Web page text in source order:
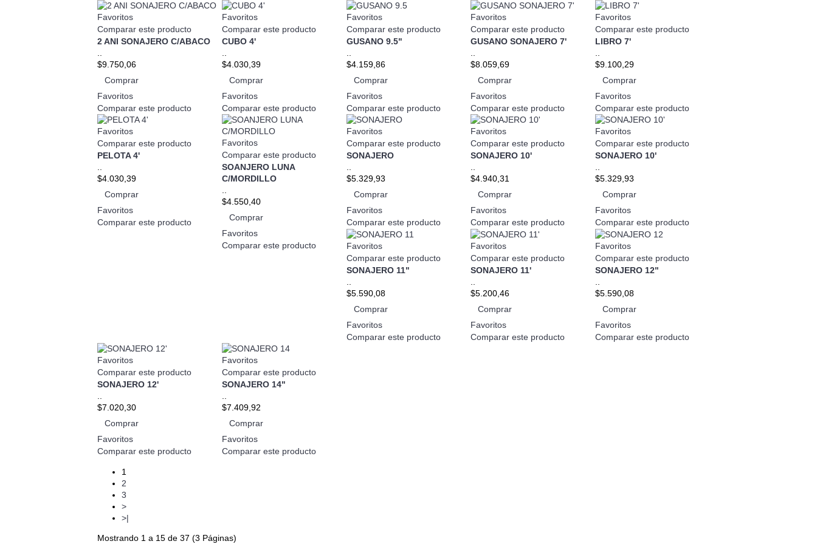
Favoritos
Comparar este producto
2 ANI SONAJERO C/ABACO
$9.750,06
Comprar
Favoritos
Comparar este producto
Favoritos
Comparar este producto
CUBO 4'
$4.030,39
Comprar
Favoritos
Comparar este producto
Favoritos
Comparar este producto
GUSANO 9.5"
$4.159,86
Comprar
Favoritos
Comparar este producto
Favoritos
Comparar este producto
GUSANO SONAJERO 7'
$8.059,69
Comprar
Favoritos
Comparar este producto
Favoritos
Comparar este producto
LIBRO 7'
$9.100,29
Comprar
Favoritos
Comparar este producto
Favoritos
Comparar este producto
PELOTA 4'
$4.030,39
Comprar
Favoritos
Comparar este producto
Favoritos
Comparar este producto
SOANJERO LUNA
C/MORDILLO
$4.550,40
Comprar
Favoritos
Comparar este producto
Favoritos
Comparar este producto
SONAJERO
$5.329,93
Comprar
Favoritos
Comparar este producto
Favoritos
Comparar este producto
SONAJERO 10'
$4.940,31
Comprar
Favoritos
Comparar este producto
Favoritos
Comparar este producto
SONAJERO 10'
$5.329,93
Comprar
Favoritos
Comparar este producto
Favoritos
Comparar este producto
SONAJERO 11"
$5.590,08
Comprar
Favoritos
Comparar este producto
Favoritos
Comparar este producto
SONAJERO 11'
$5.200,46
Comprar
Favoritos
Comparar este producto
Favoritos
Comparar este producto
SONAJERO 12"
$5.590,08
Comprar
Favoritos
Comparar este producto
Favoritos
Comparar este producto
SONAJERO 12'
$7.020,30
Comprar
Favoritos
Comparar este producto
Favoritos
Comparar este producto
SONAJERO 14"
$7.409,92
Comprar
Favoritos
Comparar este producto
1
2
3
>
>|
Mostrando 1 a 15 de 37 (3 Páginas)